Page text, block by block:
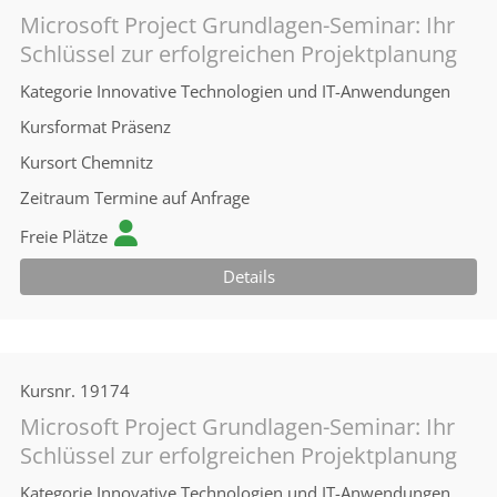
Microsoft Project Grundlagen-Seminar: Ihr
Schlüssel zur erfolgreichen Projektplanung
Kategorie Innovative Technologien und IT-Anwendungen
Kursformat Präsenz
Kursort Chemnitz
Zeitraum Termine auf Anfrage
Freie Plätze
Details
Kursnr. 19174
Microsoft Project Grundlagen-Seminar: Ihr
Schlüssel zur erfolgreichen Projektplanung
Kategorie Innovative Technologien und IT-Anwendungen